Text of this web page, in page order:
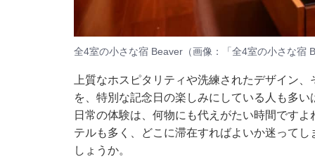
全4室の小さな宿 Beaver（画像：「全4室の小さな宿
上質なホスピタリティや洗練されたデザイン
を、特別な記念日の楽しみにしている人も多
日常の体験は、何物にも代えがたい時間です
テルも多く、どこに滞在すればよいか迷って
しょうか。